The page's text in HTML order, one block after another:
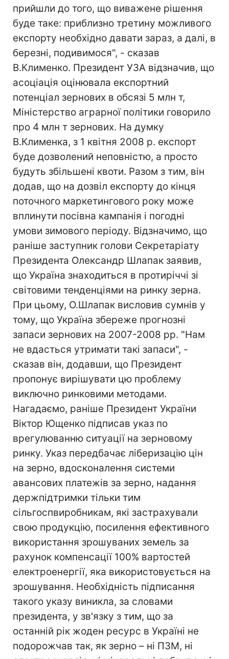
прийшли до того, що виважене рішення
буде таке: приблизно третину можливого
експорту необхідно давати зараз, а далі, в
березні, подивимося", - сказав
В.Клименко. Президент УЗА відзначив, що
асоціація оцінювала експортний
потенціал зернових в обсязі 5 млн т,
Міністерство аграрної політики говорило
про 4 млн т зернових. На думку
В.Клименка, з 1 квітня 2008 р. експорт
буде дозволений неповністю, а просто
будуть збільшені квоти. Разом з тим, він
додав, що на дозвіл експорту до кінця
поточного маркетингового року може
вплинути посівна кампанія і погодні
умови зимового періоду. Відзначимо, що
раніше заступник голови Секретаріату
Президента Олександр Шлапак заявив,
що Україна знаходиться в протиріччі зі
світовими тенденціями на ринку зерна.
При цьому, О.Шлапак висловив сумнів у
тому, що Україна збереже прогнозні
запаси зернових на 2007-2008 рр. "Нам
не вдасться утримати такі запаси", -
сказав він, додавши, що Президент
пропонує вирішувати цю проблему
виключно ринковими методами.
Нагадаємо, раніше Президент України
Віктор Ющенко підписав указ по
врегулюванню ситуації на зерновому
ринку. Указ передбачає ліберизацію цін
на зерно, вдосконалення системи
авансових платежів за зерно, надання
держпідтримки тільки тим
сільгоспвиробникам, які застрахували
свою продукцію, посилення ефективного
використання зрошуваних земель за
рахунок компенсації 100% вартостей
електроенергії, яка використовується на
зрошування. Необхідність підписання
такого указу виникла, за словами
президента, у зв'язку з тим, що за
останній рік жоден ресурс в Україні не
подорожчав так, як зерно – ні ПЗМ, ні